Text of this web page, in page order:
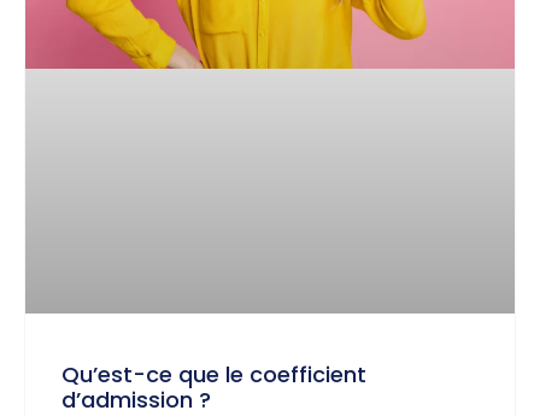
Qu’est-ce que le coefficient
d’admission ?